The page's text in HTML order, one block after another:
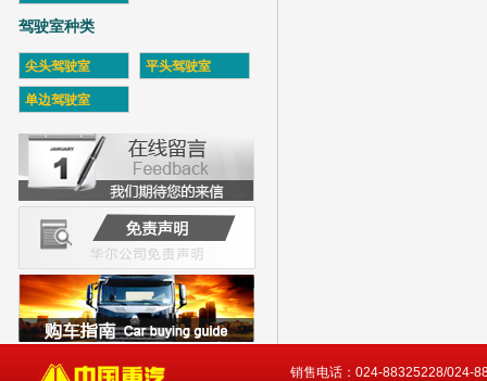
驾驶室种类
尖头驾驶室 平头驾驶室
单边驾驶室
销售电话：024-88325228/024-